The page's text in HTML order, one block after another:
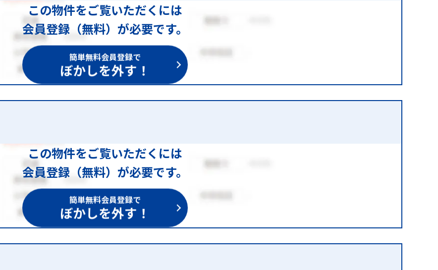
この物件をご覧いただくには
会員登録（無料）が必要です。
簡単無料会員登録で
ぼかしを外す！
この物件をご覧いただくには
会員登録（無料）が必要です。
簡単無料会員登録で
ぼかしを外す！